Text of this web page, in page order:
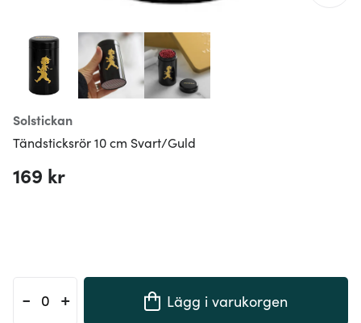
Solstickan
Tändsticksrör 10 cm Svart/Guld
169 kr
- + Lägg i varukorgen